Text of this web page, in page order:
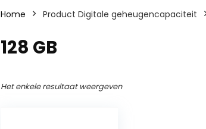
Home Product Digitale geheugencapaciteit
‎128 GB
Het enkele resultaat weergeven